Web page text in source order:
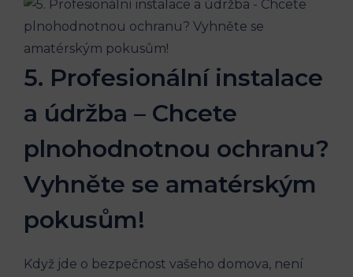
5. Profesionální instalace
a údržba – Chcete
plnohodnotnou ochranu?
Vyhněte se amatérským
pokusům!
Když jde o bezpečnost vašeho domova, není